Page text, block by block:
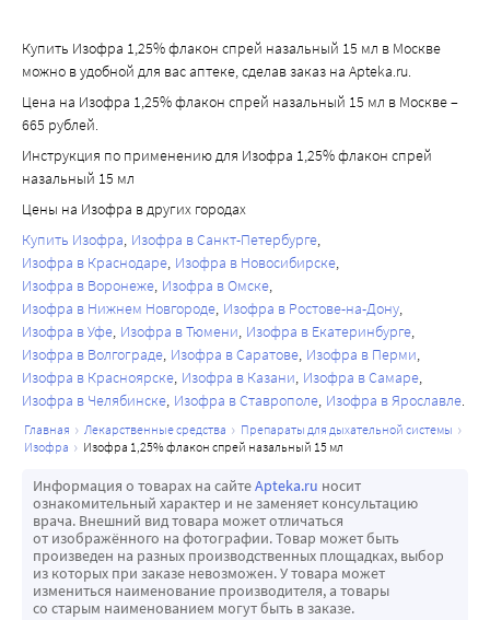
Купить Изофра 1,25% флакон спрей назальный 15 мл в Москве
можно в удобной для вас аптеке, сделав заказ на Apteka.ru.
Цена на Изофра 1,25% флакон спрей назальный 15 мл в Москве –
665 рублей.
Инструкция по применению для Изофра 1,25% флакон спрей
назальный 15 мл
Цены на Изофра в других городах
Купить Изофра Изофра в Санкт-Петербурге
Изофра в Краснодаре Изофра в Новосибирске
Изофра в Воронеже Изофра в Омске
Изофра в Нижнем Новгороде Изофра в Ростове-на-Дону
Изофра в Уфе Изофра в Тюмени Изофра в Екатеринбурге
Изофра в Волгограде Изофра в Саратове Изофра в Перми
Изофра в Красноярске Изофра в Казани Изофра в Самаре
Изофра в Челябинске Изофра в Ставрополе Изофра в Ярославле
главная лекарственные средства
препараты для дыхательной системы
изофра
изофра 1,25% флакон спрей назальный 15 мл
Информация о товарах на сайтеApteka.ru носит
ознакомительный характер и не заменяет консультацию
врача. Внешний вид товара может отличаться
от изображённого на фотографии. Товар может быть
произведен на разных производственных площадках, выбор
из которых при заказе невозможен. У товара может
измениться наименование производителя, а товары
со старым наименованием могут быть в заказе.